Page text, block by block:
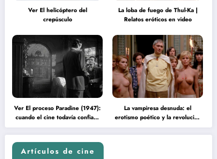
Ver El helicóptero del
crepúsculo
La loba de fuego de Thul-Ka |
Relatos eróticos en video
Ver El proceso Paradine (1947):
cuando el cine todavía confiaba
en la inteligencia del espectador
La vampiresa desnuda: el
erotismo poético y la revolución
psicodélica de Jean Rollin
Artículos de cine